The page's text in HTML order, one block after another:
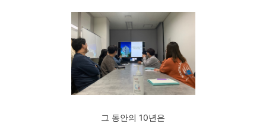
그 동안의 10년은